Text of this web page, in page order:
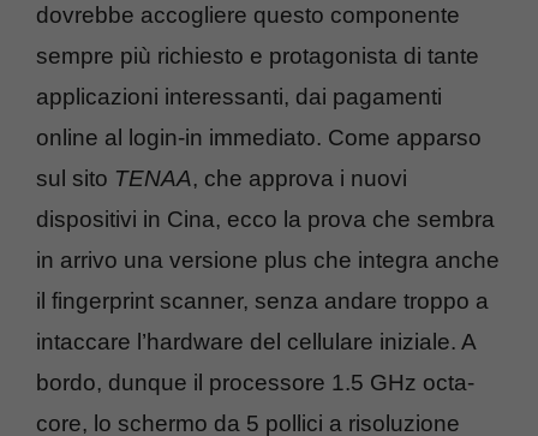
dovrebbe accogliere questo componente
sempre più richiesto e protagonista di tante
applicazioni interessanti, dai pagamenti
online al login-in immediato. Come apparso
sul sito TENAA, che approva i nuovi
dispositivi in Cina, ecco la prova che sembra
in arrivo una versione plus che integra anche
il fingerprint scanner, senza andare troppo a
intaccare l’hardware del cellulare iniziale. A
bordo, dunque il processore 1.5 GHz octa-
core, lo schermo da 5 pollici a risoluzione